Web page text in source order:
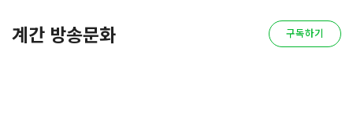
계간 방송문화 구독하기